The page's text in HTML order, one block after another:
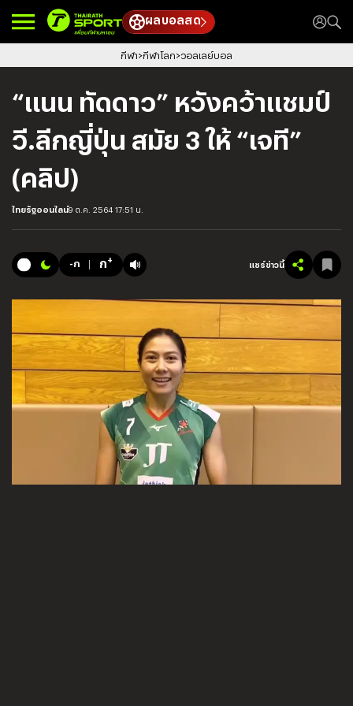
ผลบอลสด
กีฬา กีฬาโลก วอลเลย์บอล
“แนน ทัดดาว” หวังคว้าแชมป์
วี.ลีกญี่ปุ่น สมัย 3 ให้ “เจที”
(คลิป)
ไทยรัฐออนไลน์9 ต.ค. 2564 17:51 น.
-ก ก+ แชร์ข่าวนี้